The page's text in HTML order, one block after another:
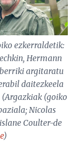
ezkerraldetik:
Hermann
argitaratu
daitezkeela
(goiko
Nicolas
Coulter-de
)